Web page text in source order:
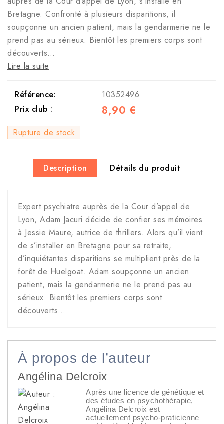
Bretagne. Confronté à plusieurs disparitions, il
soupçonne un ancien patient, mais la gendarmerie ne le
prend pas au sérieux. Bientôt les premiers corps sont
découverts…
Lire la suite
Référence:
10352496
Prix club :
8,90 €
Rupture de stock
Description Détails du produit
Expert psychiatre auprès de la Cour d’appel de
Lyon, Adam Jacuri décide de confier ses mémoires
à Jessie Maure, autrice de thrillers. Alors qu’il vient
de s’installer en Bretagne pour sa retraite,
d’inquiétantes disparitions se multiplient près de la
forêt de Huelgoat. Adam soupçonne un ancien
patient, mais la gendarmerie ne le prend pas au
sérieux. Bientôt les premiers corps sont
découverts…
À propos de l’auteur
Angélina Delcroix
Après une licence de génétique et
des études en psychothérapie,
Angélina Delcroix est
actuellement psycho-praticienne